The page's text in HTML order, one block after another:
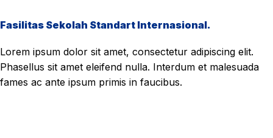
Fasilitas Sekolah Standart Internasional.
Lorem ipsum dolor sit amet, consectetur adipiscing elit.
Phasellus sit amet eleifend nulla. Interdum et malesuada
fames ac ante ipsum primis in faucibus.